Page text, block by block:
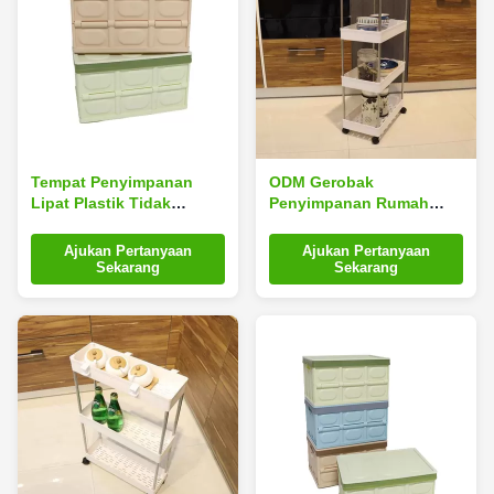
Tempat Penyimpanan
Lipat Plastik Tidak
Bocor Silk Road
Enterprise Dengan Tutup
Ajukan Pertanyaan
Sekarang
ODM Gerobak
Penyimpanan Rumah
Makan PP Plastik
Pelbagai adegan
Penggunaan Praktis
Ajukan Pertanyaan
Sekarang